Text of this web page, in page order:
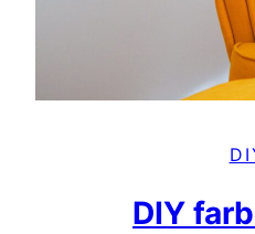
DIY